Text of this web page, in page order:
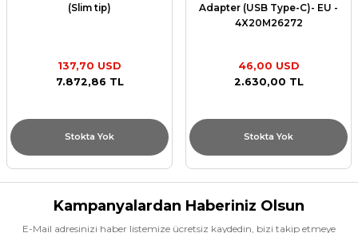
(Slim tip)
137,70 USD
7.872,86 TL
Stokta Yok
Adapter (USB Type-C)- EU -
4X20M26272
46,00 USD
2.630,00 TL
Stokta Yok
Kampanyalardan Haberiniz Olsun
E-Mail adresinizi haber listemize ücretsiz kaydedin, bizi takip etmeye